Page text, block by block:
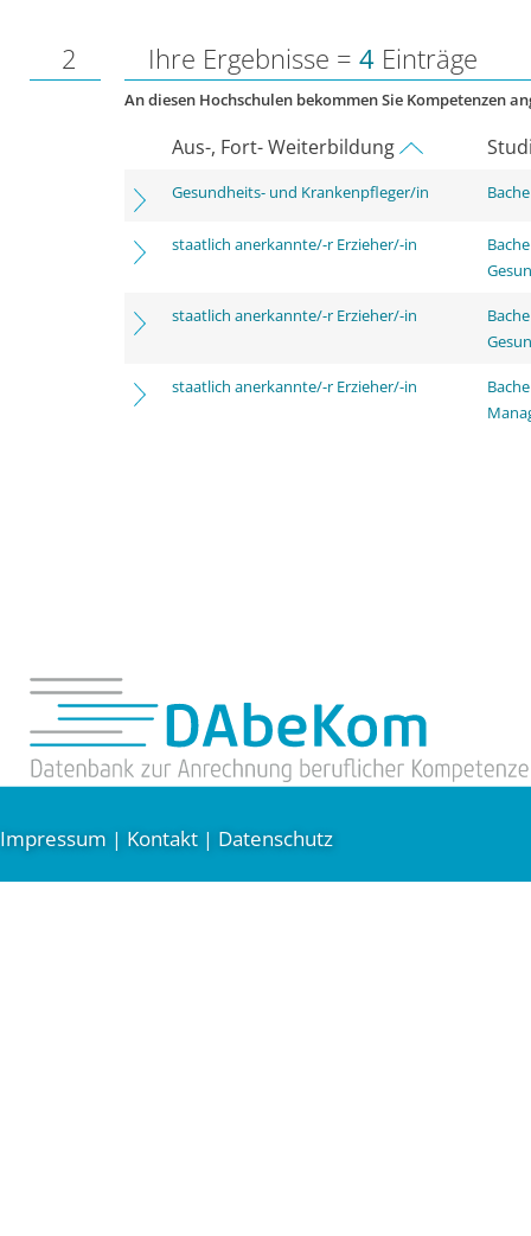
2 Ihre Ergebnisse = 4 Einträge
An diesen Hochschulen bekommen Sie Kompetenzen
Aus-, Fort- Weiterbildung
Gesundheits- und Krankenpfleger/in
staatlich anerkannte/-r Erzieher/-in
staatlich anerkannte/-r Erzieher/-in
staatlich anerkannte/-r Erzieher/-in
Impressum | Kontakt | Datenschutz